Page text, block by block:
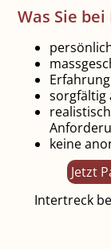
Was Sie
sorgfältig
keine
Jetzt
Intertreck